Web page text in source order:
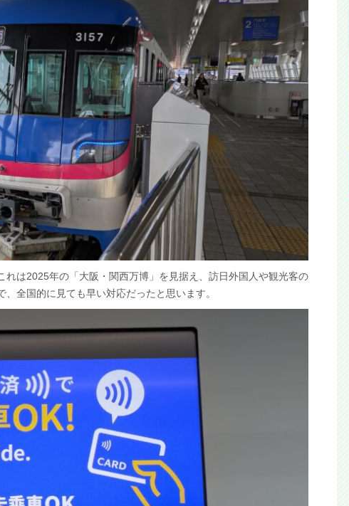
れは2025年の「大阪・関西万博」を見据え、訪日外国人や観光客の
全国的に見ても早い対応だったと思います。